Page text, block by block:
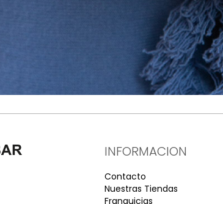
INFORMACION
Contacto
Nuestras Tiendas
Franquicias